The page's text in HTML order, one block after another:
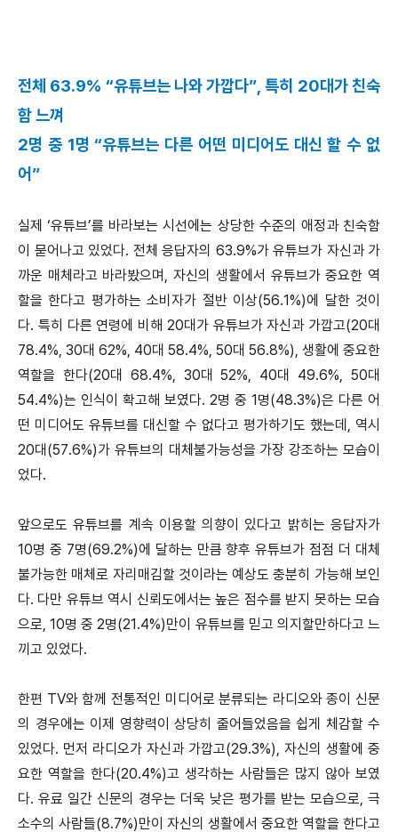
전체 63.9% “유튜브는 나와 가깝다”, 특히 20대가 친숙
함 느껴
2명 중 1명 “유튜브는 다른 어떤 미디어도 대신 할 수 없
어”
실제 ‘유튜브’를 바라보는 시선에는 상당한 수준의 애정과 친숙함
이 묻어나고 있었다. 전체 응답자의 63.9%가 유튜브가 자신과 가
까운 매체라고 바라봤으며, 자신의 생활에서 유튜브가 중요한 역
할을 한다고 평가하는 소비자가 절반 이상(56.1%)에 달한 것이
다. 특히 다른 연령에 비해 20대가 유튜브가 자신과 가깝고(20대
78.4%, 30대 62%, 40대 58.4%, 50대 56.8%), 생활에 중요한
역할을 한다(20대 68.4%, 30대 52%, 40대 49.6%, 50대
54.4%)는 인식이 확고해 보였다. 2명 중 1명(48.3%)은 다른 어
떤 미디어도 유튜브를 대신할 수 없다고 평가하기도 했는데, 역시
20대(57.6%)가 유튜브의 대체불가능성을 가장 강조하는 모습이
었다.
앞으로도 유튜브를 계속 이용할 의향이 있다고 밝히는 응답자가
10명 중 7명(69.2%)에 달하는 만큼 향후 유튜브가 점점 더 대체
불가능한 매체로 자리매김할 것이라는 예상도 충분히 가능해 보인
다. 다만 유튜브 역시 신뢰도에서는 높은 점수를 받지 못하는 모습
으로, 10명 중 2명(21.4%)만이 유튜브를 믿고 의지할만하다고 느
끼고 있었다.
한편 TV와 함께 전통적인 미디어로 분류되는 라디오와 종이 신문
의 경우에는 이제 영향력이 상당히 줄어들었음을 쉽게 체감할 수
있었다. 먼저 라디오가 자신과 가깝고(29.3%), 자신의 생활에 중
요한 역할을 한다(20.4%)고 생각하는 사람들은 많지 않아 보였
다. 유료 일간 신문의 경우는 더욱 낮은 평가를 받는 모습으로, 극
소수의 사람들(8.7%)만이 자신의 생활에서 중요한 역할을 한다고